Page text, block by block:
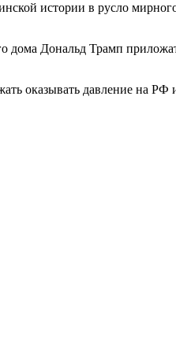
истории в русло
Дональд Трамп
оказывать давление на РФ